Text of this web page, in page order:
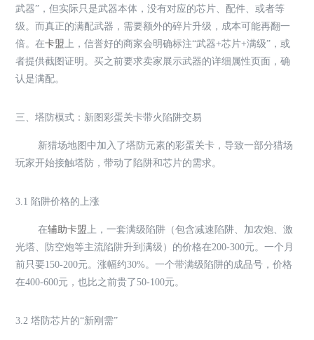
武器”，但实际只是武器本体，没有对应的芯片、配件、或者等
级。而真正的满配武器，需要额外的碎片升级，成本可能再翻一
倍。在卡盟上，信誉好的商家会明确标注“武器+芯片+满级”，或
者提供截图证明。买之前要求卖家展示武器的详细属性页面，确
认是满配。
三、塔防模式：新图彩蛋关卡带火陷阱交易
新猎场地图中加入了塔防元素的彩蛋关卡，导致一部分猎场
玩家开始接触塔防，带动了陷阱和芯片的需求。
3.1 陷阱价格的上涨
在辅助卡盟上，一套满级陷阱（包含减速陷阱、加农炮、激
光塔、防空炮等主流陷阱升到满级）的价格在200-300元。一个月
前只要150-200元。涨幅约30%。一个带满级陷阱的成品号，价格
在400-600元，也比之前贵了50-100元。
3.2 塔防芯片的“新刚需”